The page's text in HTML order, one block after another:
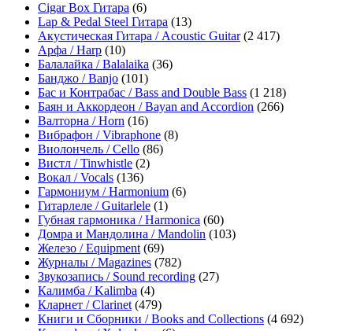
Cigar Box Гитара (6)
Lap & Pedal Steel Гитара (13)
Акустическая Гитара / Acoustic Guitar(2 417)
Арфа / Harp (10)
Балалайка / Balalaika (36)
Банджо / Banjo (101)
Бас и Контрабас / Bass and Double Bass (1 218)
Баян и Аккордеон / Bayan and Accordion (266)
Валторна / Horn (16)
Вибрафон / Vibraphone (8)
Виолончель / Cello (86)
Вистл / Tinwhistle (2)
Вокал / Vocals (136)
Гармониум / Harmonium (6)
Гитарлеле / Guitarlele (1)
Губная гармоника / Harmonica (60)
Домра и Мандолина / Mandolin (103)
Железо / Equipment (69)
Журналы / Magazines (782)
Звукозапись / Sound recording (27)
Калимба / Kalimba (4)
Кларнет / Clarinet (479)
Книги и Сборники / Books and Collections (4 692)